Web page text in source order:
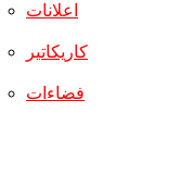
اعلانات
كاريكاتير
فضاءات